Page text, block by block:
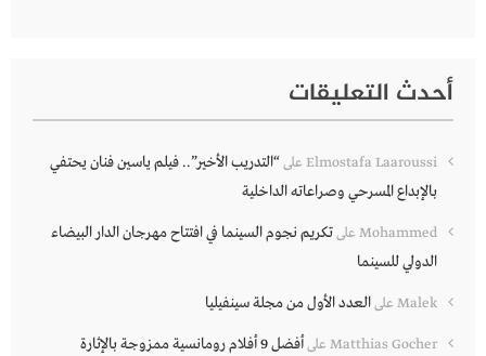
أحدث التعليقات
Elmostafa Laaroussi على“التدريب الأخير”.. فيلم ياسين فنان يحتفي
بالإبداع المسرحي وصراعاته الداخلية
Mohammed علىتكريم نجوم السينما في افتتاح مهرجان الدار البيضاء
الدولي للسينما
Malek علىالعدد الأول من مجلة سينفيليا
Matthias Gocher على
أفضل 9 أفلام رومانسية ممزوجة بالإثارة